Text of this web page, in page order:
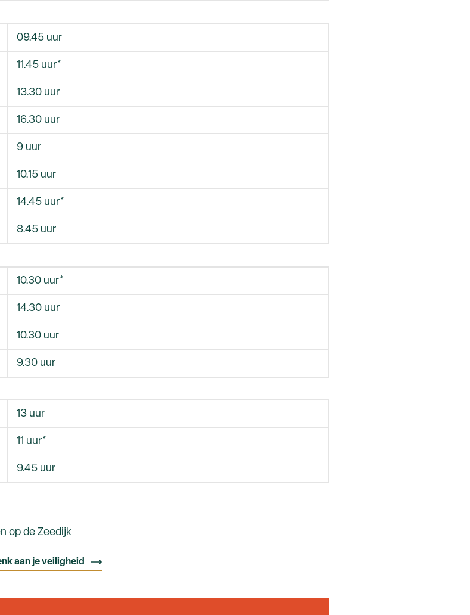
09.45 uur
11.45 uur*
13.30 uur
16.30 uur
9 uur
10.15 uur
14.45 uur*
8.45 uur
10.30 uur*
14.30 uur
10.30 uur
9.30 uur
13 uur
11 uur*
9.45 uur
op de Zeedijk
aan je veiligheid